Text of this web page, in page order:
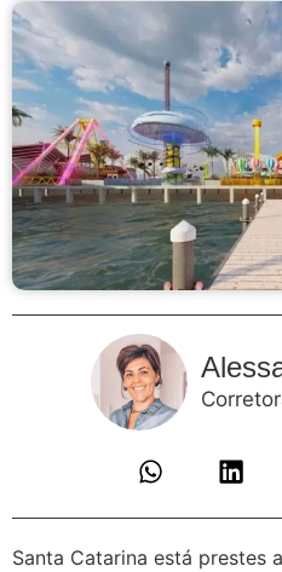
Santa Catarina está prestes